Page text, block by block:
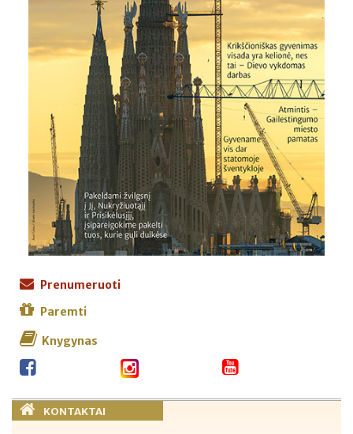
Prenumeruoti
Paremti
Knygynas
KONTAKTAI